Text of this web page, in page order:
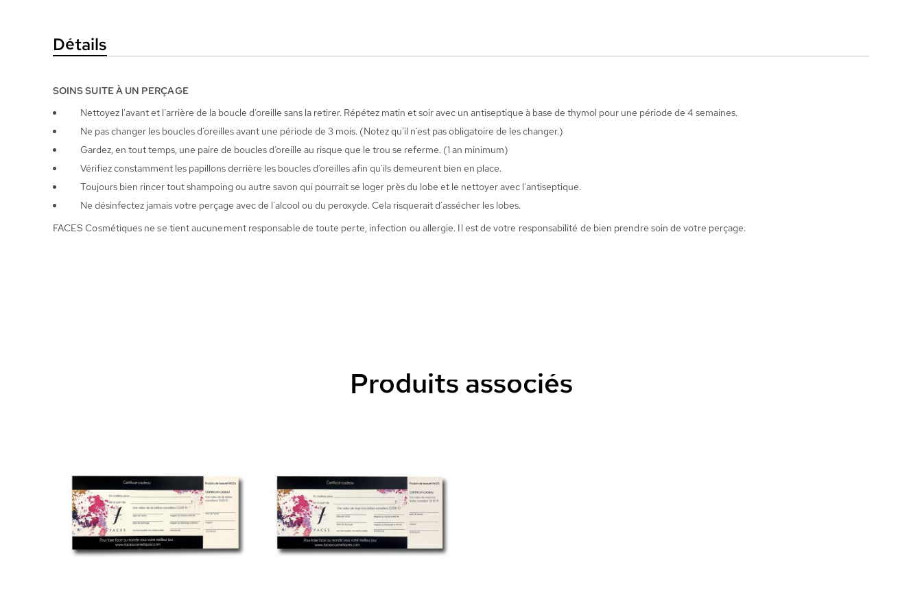
d’imagesDétails
SOINS SUITE À UN PERÇAGE
Nettoyez l’avant et l’arrière de la boucle d’oreille sans la retirer. Répétez matin et soir avec un antiseptique à base de thymol pour une période de 4 semaines.
Ne pas changer les boucles d’oreilles avant une période de 3 mois. (Notez qu'il n’est pas obligatoire de les changer.)
Gardez, en tout temps, une paire de boucles d’oreille au risque que le trou se referme. (1 an minimum)
Vérifiez constamment les papillons derrière les boucles d’oreilles afin qu’ils demeurent bien en place.
Toujours bien rincer tout shampoing ou autre savon qui pourrait se loger près du lobe et le nettoyer avec l’antiseptique.
Ne désinfectez jamais votre perçage avec de l’alcool ou du peroxyde. Cela risquerait d’assécher les lobes.
FACES Cosmétiques ne se tient aucunement responsable de toute perte, infection ou allergie. Il est de votre responsabilité de bien prendre soin de votre perçage.
Produits associés